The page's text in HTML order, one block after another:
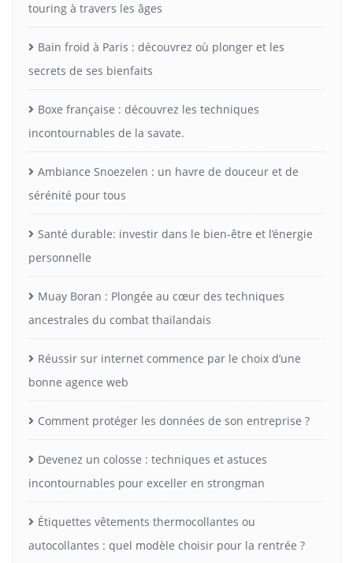
touring à travers les âges
Bain froid à Paris : découvrez où plonger et les
secrets de ses bienfaits
Boxe française : découvrez les techniques
incontournables de la savate.
Ambiance Snoezelen : un havre de douceur et de
sérénité pour tous
Santé durable: investir dans le bien-être et l’énergie
personnelle
Muay Boran : Plongée au cœur des techniques
ancestrales du combat thaïlandais
Réussir sur internet commence par le choix d’une
bonne agence web
Comment protéger les données de son entreprise ?
Devenez un colosse : techniques et astuces
incontournables pour exceller en strongman
Étiquettes vêtements thermocollantes ou
autocollantes : quel modèle choisir pour la rentrée ?